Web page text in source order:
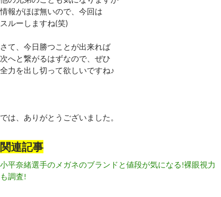
情報がほぼ無いので、今回は
スルーしますね(笑)
さて、今日勝つことが出来れば
次へと繋がるはずなので、ぜひ
全力を出し切って欲しいですね♪
では、ありがとうございました。
関連記事
小平奈緒選手のメガネのブランドと値段が気になる!裸眼視力
も調査!